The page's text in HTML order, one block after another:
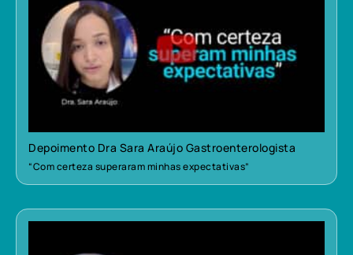
Depoimento Dra Sara Araújo Gastroenterologista
“Com certeza superaram minhas expectativas”